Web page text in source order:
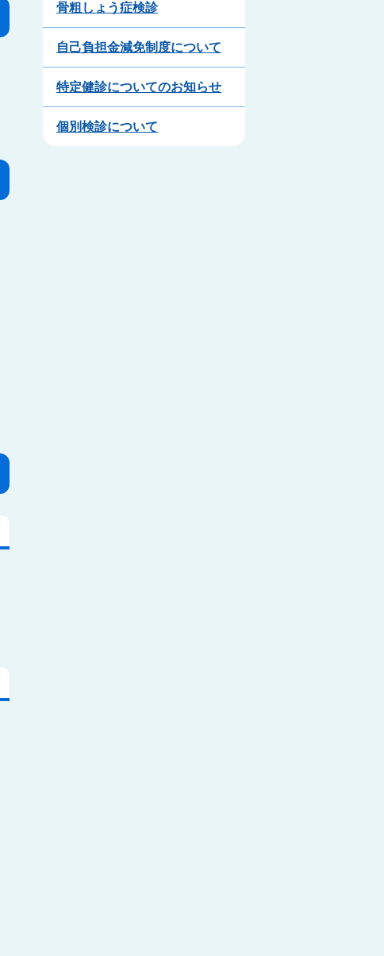
骨粗しょう症検診
自己負担金減免制度について
特定健診についてのお知らせ
個別検診について